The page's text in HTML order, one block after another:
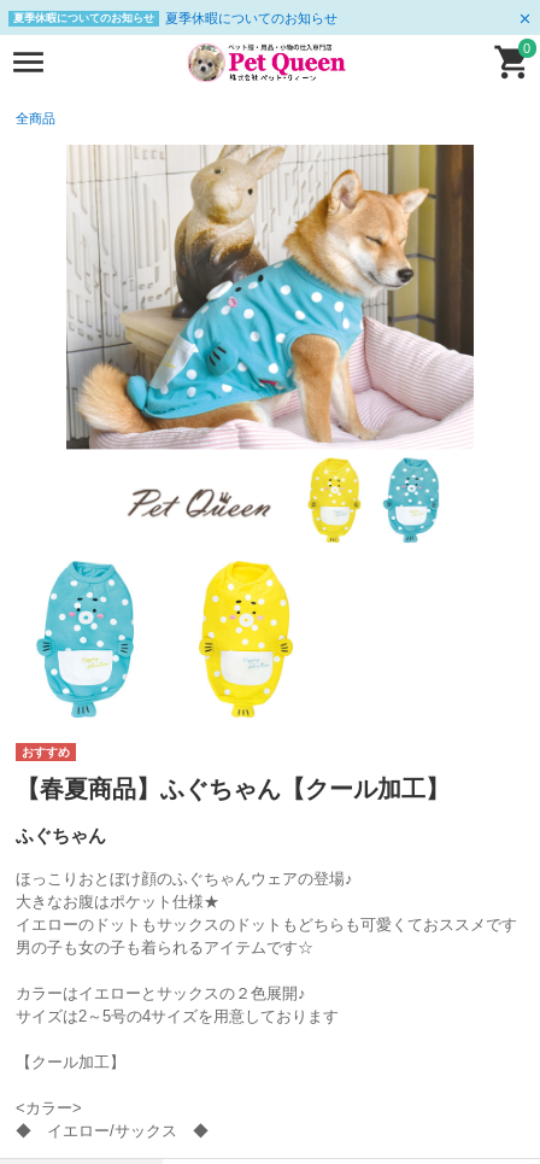
夏季休暇についてのお知らせ 夏季休暇についてのお知らせ
0
全商品
【春夏商品】ふぐちゃん【クール加工】
ふぐちゃん
ほっこりおとぼけ顔のふぐちゃんウェアの登場♪
大きなお腹はポケット仕様★
イエローのドットもサックスのドットもどちらも可愛くておススメです
男の子も女の子も着られるアイテムです☆
カラーはイエローとサックスの２色展開♪
サイズは2～5号の4サイズを用意しております
【クール加工】
<カラー>
◆ イエロー/サックス ◆